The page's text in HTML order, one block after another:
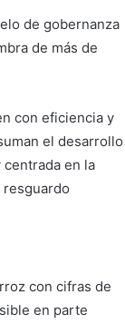
de gobernanza
de más de
con eficiencia y
el desarrollo
en la
con cifras de
en parte